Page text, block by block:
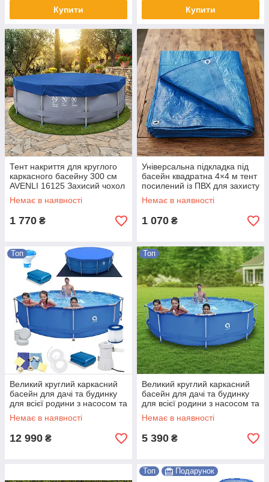
Купити Купити
Тент накриття для круглого
каркасного басейну 300 см
AVENLI 16125 Захисий чохол
на круглий басейн
водонепроникний із ПВХ 3 м
Немає в наявності
1 770 ₴
Універсальна підкладка під
басейн квадратна 4×4 м тент
посилений із ПВХ для захисту
дна басейну від пошкоджень
бруду та вологи
Немає в наявності
1 070 ₴
Топ
Великий круглий каркасний
басейн для дачі та будинку
для всієї родини з насосом та
фільтром 360 х 76 см 19 в 1
Синій Shopik
Немає в наявності
12 990 ₴
Топ
Великий круглий каркасний
басейн для дачі та будинку
для всієї родини з насосом та
фільтром 305 х 76 см Синій
Shopik
Немає в наявності
5 390 ₴
Топ Подарунок